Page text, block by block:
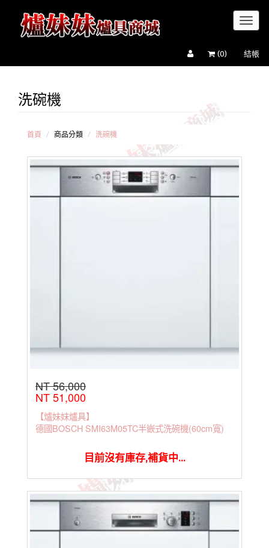
(0) 結帳
半洗碗機
首頁 商品分類 洗碗機
NT 56,000
NT 51,000
【爐妹妹爐具】
德國BOSCH SMI63M05TC半嵌式洗碗機(60cm寬)
目前沒有庫存,補貨中...